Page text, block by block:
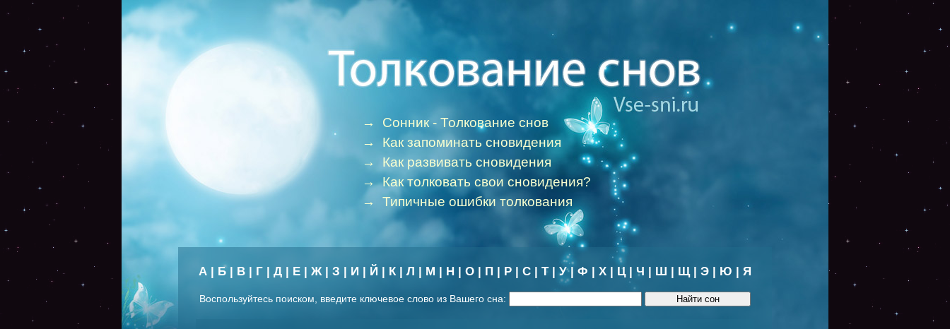
→ Сонник - Толкование снов
→ Как запоминать сновидения
→ Как развивать сновидения
→Как толковать свои сновидения?
→ Типичные ошибки толкования
А | Б| В | Г | Д | Е | Ж| З | И | Й | К| Л | М | Н | О | П | Р | С | Т|У| Ф | Х | Ц| Ч | Ш | Щ| Э | Ю | Я
Воспользуйтесь поиском, введите ключевое слово из Вашего сна: